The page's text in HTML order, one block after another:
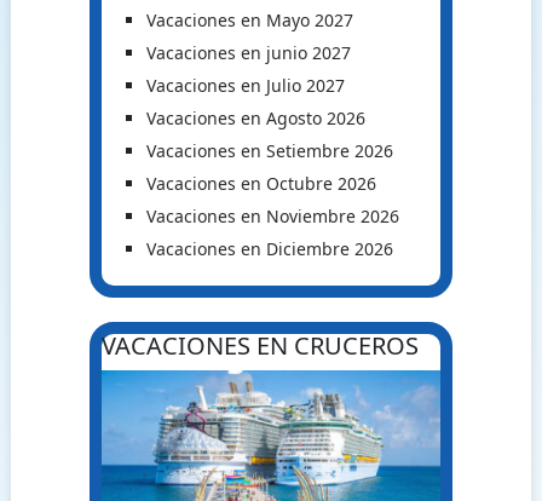
Vacaciones en Mayo 2027
Vacaciones en junio 2027
Vacaciones en Julio 2027
Vacaciones en Agosto 2026
Vacaciones en Setiembre 2026
Vacaciones en Octubre 2026
Vacaciones en Noviembre 2026
Vacaciones en Diciembre 2026
VACACIONES EN CRUCEROS